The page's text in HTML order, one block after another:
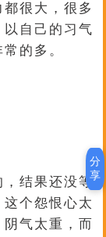
很大，很多
自己的习气
的多。
，结果还没等
个怨恨心太
气太重，而
分
享